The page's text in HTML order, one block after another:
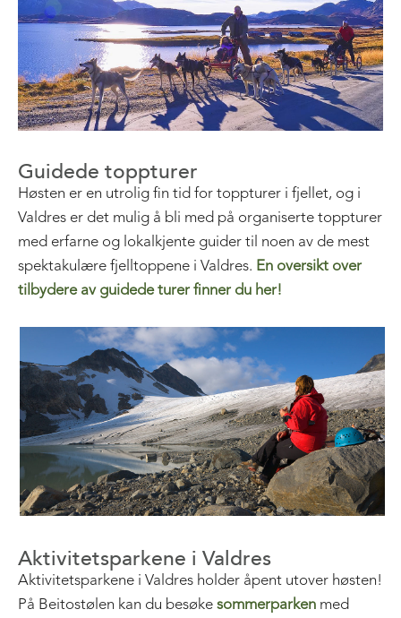
Guidede toppturer
Høsten er en utrolig fin tid for toppturer i fjellet, og i
Valdres er det mulig å bli med på organiserte toppturer
med erfarne og lokalkjente guider til noen av de mest
spektakulære fjelltoppene i Valdres. En oversikt over
tilbydere av guidede turer finner du her!
Aktivitetsparkene i Valdres
Aktivitetsparkene i Valdres holder åpent utover høsten!
På Beitostølen kan du besøke sommerparken med